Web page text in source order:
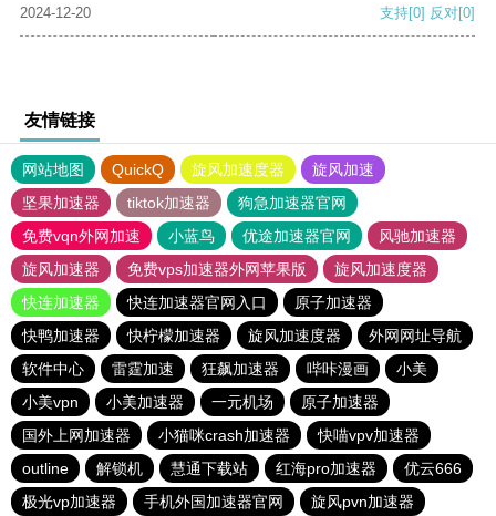
2024-12-20
支持[0] 反对[0]
友情链接
网站地图 QuickQ 旋风加速度器
旋风加速
坚果加速器
tiktok加速器
狗急加速器官网
免费vqn外网加速
小蓝鸟 优途加速器官网
风驰加速器
旋风加速器
免费vps加速器外网苹果版
旋风加速度器
快连加速器
快连加速器官网入口
原子加速器
快鸭加速器
快柠檬加速器 旋风加速度器
外网网址导航
软件中心
雷霆加速 狂飙加速器 哔咔漫画
小美
小美vpn
小美加速器 一元机场
原子加速器
国外上网加速器
小猫咪crash加速器
快喵vpv加速器
outline
解锁机 慧通下载站 红海pro加速器
优云666
极光vp加速器
手机外国加速器官网 旋风pvn加速器